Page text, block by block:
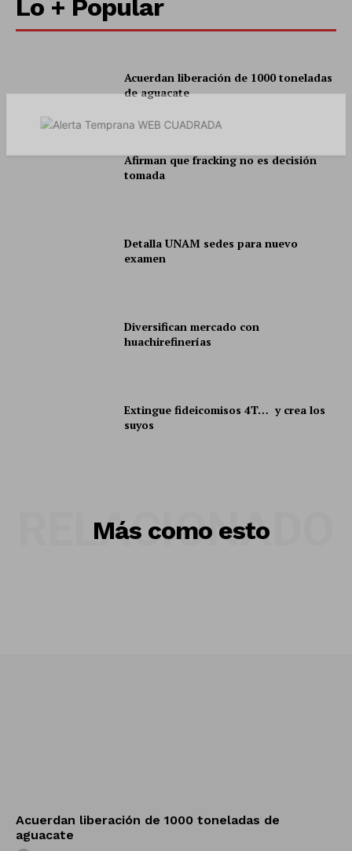
SUSCRÍBETE AHORA
Información Propietaria / Financiación
Lo + Popular
Acuerdan liberación de 1000 toneladas
de aguacate
Afirman que fracking no es decisión
tomada
Detalla UNAM sedes para nuevo
examen
Diversifican mercado con
huachirefinerías
Extingue fideicomisos 4T… y crea los
suyos
Más como esto
RELACIONADO
Acuerdan liberación de 1000 toneladas de
aguacate